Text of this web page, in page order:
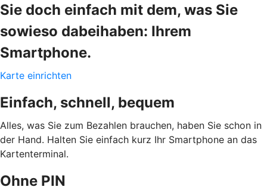
Sie doch einfach mit dem, was Sie
sowieso dabeihaben: Ihrem
Smartphone.
Karte einrichten
Einfach, schnell, bequem
Alles, was Sie zum Bezahlen brauchen, haben Sie schon in
der Hand. Halten Sie einfach kurz Ihr Smartphone an das
Kartenterminal.
Ohne PIN